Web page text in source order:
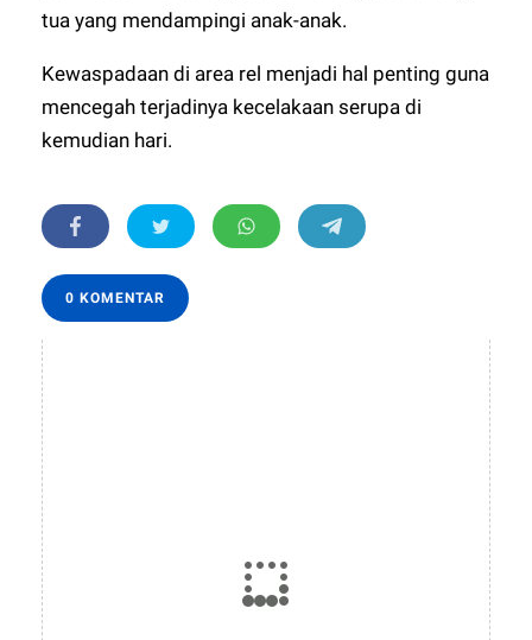
tua yang mendampingi anak-anak.
Kewaspadaan di area rel menjadi hal penting guna
mencegah terjadinya kecelakaan serupa di
kemudian hari.
0 KOMENTAR